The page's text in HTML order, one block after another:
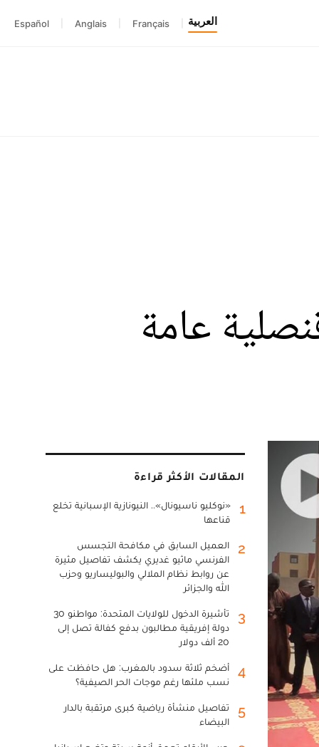
العربية Français
Anglais
Español
عامة
المقالات الأكثر قراءة
1
«نوكليو ناسيونال».. النيونازية الإسبانية تخلع
قناعها
2
العميل السابق في مكافحة التجسس
الفرنسي ماثيو غديري يكشف تفاصيل مثيرة
عن روابط نظام الملالي والبوليساريو وحزب
الله والجزائر
3
تأشيرة الدخول للولايات المتحدة: مواطنو 30
دولة إفريقية مطالبون بدفع كفالة تصل إلى
20 ألف دولار
4
أضخم ثلاثة سدود بالمغرب: هل حافظت على
نسب ملئها رغم موجات الحر الصيفية؟
5
تفاصيل منشأة رياضية كبرى مرتقبة بالدار
البيضاء